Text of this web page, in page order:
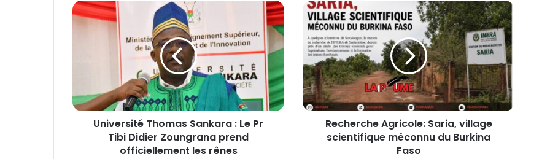
U
i
t
Université Thomas Sankara : Le Pr
Tibi Didier Zoungrana prend
officiellement les rênes
R
r
c
h
e
Recherche Agricole: Saria, village
scientifique méconnu du Burkina
Faso